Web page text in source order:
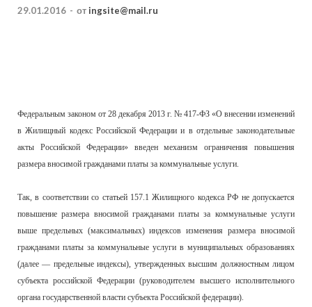
29.01.2016 - от ingsite@mail.ru
Федеральным законом от 28 декабря 2013 г. № 417-ФЗ «О внесении изменений
в Жилищный кодекс Российской Федерации и в отдельные законодательные
акты Российской Федерации» введен механизм ограничения повышения
размера вносимой гражданами платы за коммунальные услуги.
Так, в соответствии со статьей 157.1 Жилищного кодекса РФ не допускается
повышение размера вносимой гражданами платы за коммунальные услуги
выше предельных (максимальных) индексов изменения размера вносимой
гражданами платы за коммунальные услуги в муниципальных образованиях
(далее — предельные индексы), утвержденных высшим должностным лицом
субъекта российской Федерации (руководителем высшего исполнительного
органа государственной власти субъекта Российской федерации).